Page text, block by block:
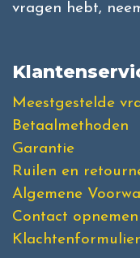
vragen hebt,
Meestgestelde
Betaalmethoden
Garantie
Ruilen en
Algemene
Contact opnemen
Klachtenformulier